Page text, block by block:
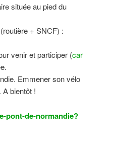
située au pied du
+ SNCF) :
venir et participer (car
Emmener son vélo
A bientôt !
pont-de-normandie?